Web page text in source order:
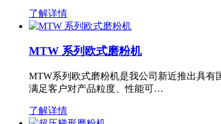
了解详情
MTW 系列欧式磨粉机
MTW系列欧式磨粉机是我公司新近推出具
满足客户对产品粒度、性能可…
了解详情